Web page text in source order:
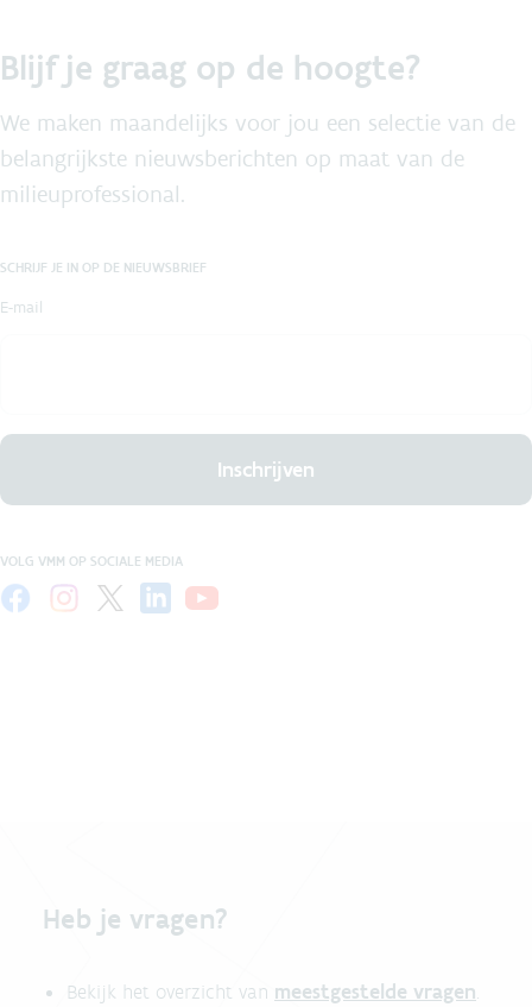
Blijf je graag op de hoogte?
We maken maandelijks voor jou een selectie van de
belangrijkste nieuwsberichten op maat van de
milieuprofessional.
SCHRIJF JE IN OP DE NIEUWSBRIEF
E-mail
Inschrijven
VOLG VMM OP SOCIALE MEDIA
Heb je vragen?
Bekijk het overzicht van meestgestelde vragen.